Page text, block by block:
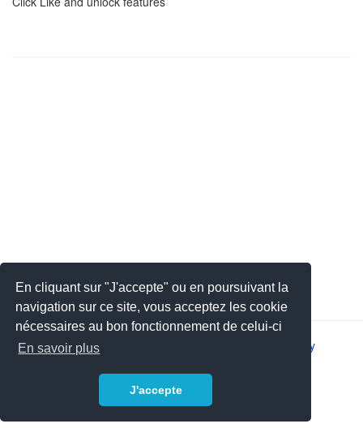
En cliquant sur "J'accepte" ou en poursuivant la
navigation sur ce site, vous acceptez les cookie
nécessaires au bon fonctionnement de celui-ci
En savoir plus
J'accepte
2026 © JSYS | Privacy policy